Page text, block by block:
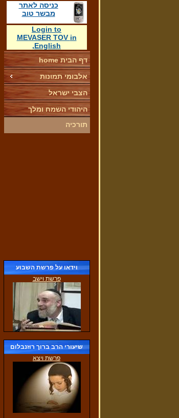
לימוד קריאת מגילת רות
תפילת שחרית של ילדי הגן
(30/11/2016)
כניסה לאתר
מבשר טוב
Login to
MEVASER TOV in
English
,
דף הבית home
אלבומי תמונות
הצבי ישראל
היהודי השמח ומלך
תורכיה
וידאו על פרשת השבוע
פרשת וישב
שיעורי הרב ברוך רוזנבלום
פרשת ויצא